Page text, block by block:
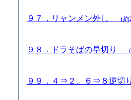
９７．リャンメン外し （
９８．ドラそばの早切り
９９．４⇒２、６⇒８逆切